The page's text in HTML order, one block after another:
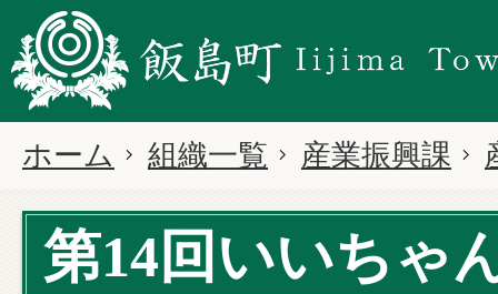
ホーム 組織一覧 産業振興課
第14回いいちゃ